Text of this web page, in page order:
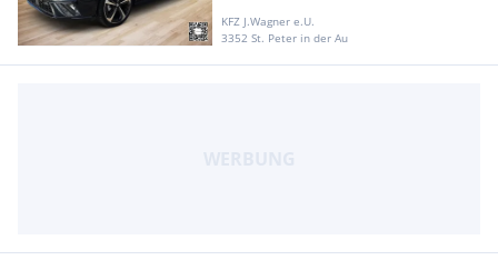
KFZ J.Wagner e.U.
3352 St. Peter in der Au